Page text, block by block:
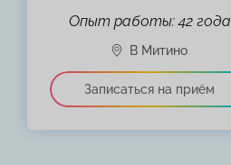
Опыт работы: 42 года